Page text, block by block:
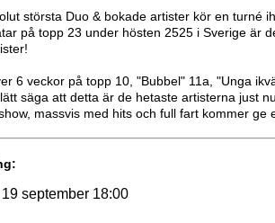
största Duo & bokade artister kör en turné
på topp 23 under hösten 2525 i Sverige är
6 veckor på topp 10, "Bubbel" 11a, "Unga
säga att detta är de hetaste artisterna just
massvis med hits och full fart kommer ge
19 september 18:00